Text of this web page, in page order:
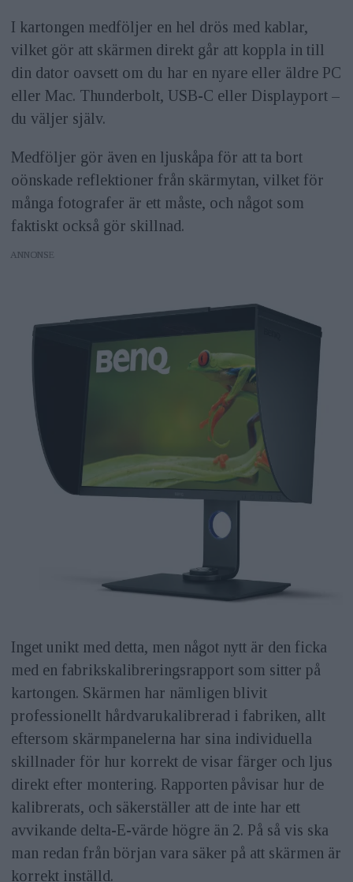
I kartongen medföljer en hel drös med kablar,
vilket gör att skärmen direkt går att koppla in till
din dator oavsett om du har en nyare eller äldre PC
eller Mac. Thunderbolt, USB-C eller Displayport –
du väljer själv.
Medföljer gör även en ljuskåpa för att ta bort
oönskade reflektioner från skärmytan, vilket för
många fotografer är ett måste, och något som
faktiskt också gör skillnad.
ANNONS
Inget unikt med detta, men något nytt är den ficka
med en fabrikskalibreringsrapport som sitter på
kartongen. Skärmen har nämligen blivit
professionellt hårdvarukalibrerad i fabriken, allt
eftersom skärmpanelerna har sina individuella
skillnader för hur korrekt de visar färger och ljus
direkt efter montering. Rapporten påvisar hur de
kalibrerats, och säkerställer att de inte har ett
avvikande delta-E-värde högre än 2. På så vis ska
man redan från början vara säker på att skärmen är
korrekt inställd.